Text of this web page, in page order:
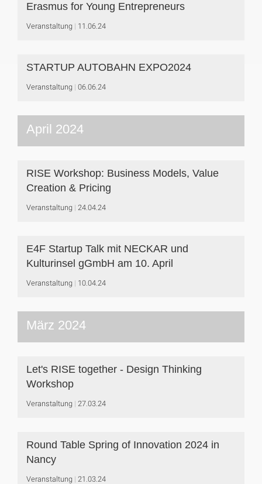
Erasmus for Young Entrepreneurs
Veranstaltung 11.06.24
STARTUP AUTOBAHN EXPO2024
Veranstaltung 06.06.24
April 2024
RISE Workshop: Business Models, Value
Creation & Pricing
Veranstaltung 24.04.24
E4F Startup Talk mit NECKAR und
Kulturinsel gGmbH am 10. April
Veranstaltung 10.04.24
März 2024
Let's RISE together - Design Thinking
Workshop
Veranstaltung 27.03.24
Round Table Spring of Innovation 2024 in
Nancy
Veranstaltung 21.03.24